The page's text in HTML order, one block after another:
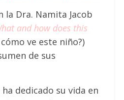
la Dra. Namita Jacob
and how does this
cómo ve este niño?)
de sus
dedicado su vida en